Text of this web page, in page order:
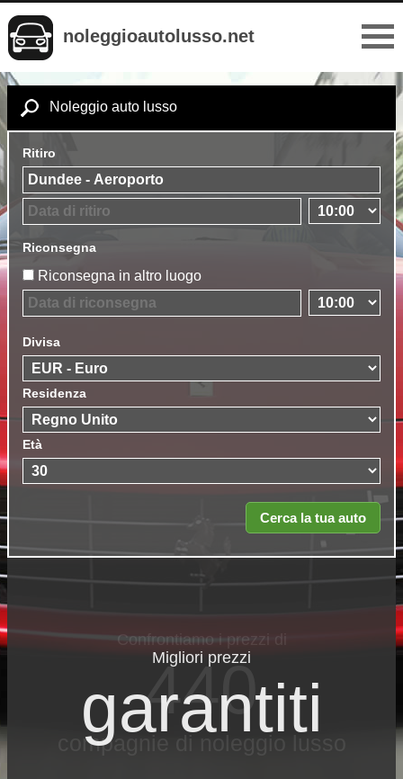
noleggioautolusso.net
Noleggio auto lusso
Ritiro
Riconsegna
Riconsegna in altro luogo
Divisa
Residenza
Età
Migliori prezzi
garantiti